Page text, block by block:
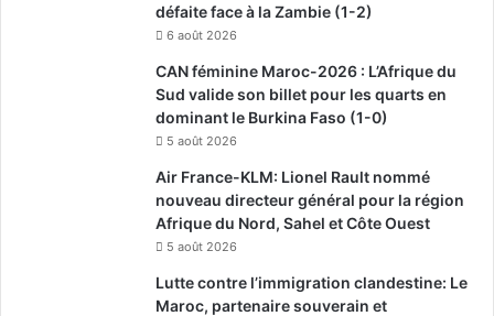
défaite face à la Zambie (1-2)
6 août 2026
CAN féminine Maroc-2026 : L’Afrique du
Sud valide son billet pour les quarts en
dominant le Burkina Faso (1-0)
5 août 2026
Air France-KLM: Lionel Rault nommé
nouveau directeur général pour la région
Afrique du Nord, Sahel et Côte Ouest
5 août 2026
Lutte contre l’immigration clandestine: Le
Maroc, partenaire souverain et